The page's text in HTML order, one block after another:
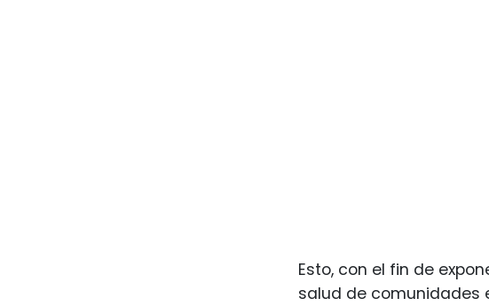
Esto, con el fin de
salud de comunidades